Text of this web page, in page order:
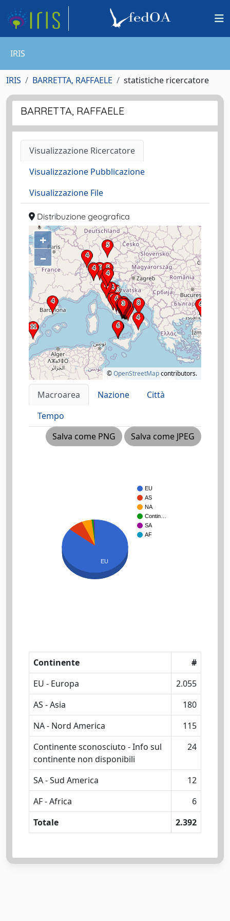
IRIS
IRIS BARRETTA, RAFFAELE statistiche ricercatore
BARRETTA, RAFFAELE
Visualizzazione Ricercatore
Visualizzazione Pubblicazione
Visualizzazione File
Distribuzione geografica
+
–
©OpenStreetMapcontributors.
Macroarea Nazione
Città
Tempo
Salva come PNG
Salva come JPEG
EU
AS
NA
Contin…
SA
AF
EU
Continente
#
EU - Europa
2.055
AS - Asia
180
NA - Nord America
115
Continente sconosciuto - Info sul
continente non disponibili
24
SA - Sud America
12
AF - Africa
6
Totale
2.392